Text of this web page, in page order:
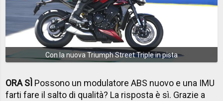
Con la nuova Triumph Street Triple in pista
ORA SÌ Possono un modulatore ABS nuovo e una IMU
farti fare il salto di qualità? La risposta è sì. Grazie a